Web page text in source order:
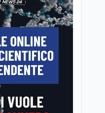
selettivo di
ads invisibili solo
AI
8 ago
il killer
era bullizzato: la
8 ago